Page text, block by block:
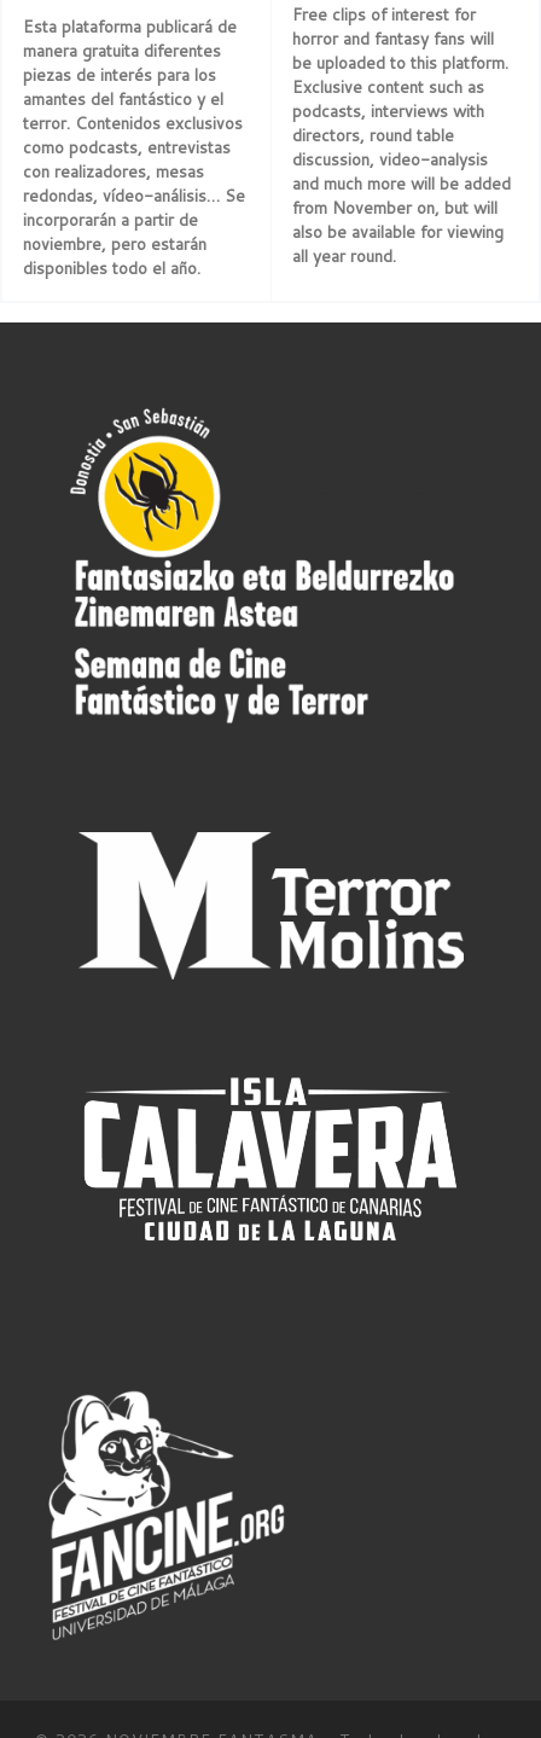
Esta plataforma publicará de
manera gratuita diferentes
piezas de interés para los
amantes del fantástico y el
terror. Contenidos exclusivos
como podcasts, entrevistas
con realizadores, mesas
redondas, vídeo-análisis… Se
incorporarán a partir de
noviembre, pero estarán
disponibles todo el año.
Free clips of interest for
horror and fantasy fans will
be uploaded to this platform.
Exclusive content such as
podcasts, interviews with
directors, round table
discussion, video-analysis
and much more will be added
from November on, but will
also be available for viewing
all year round.